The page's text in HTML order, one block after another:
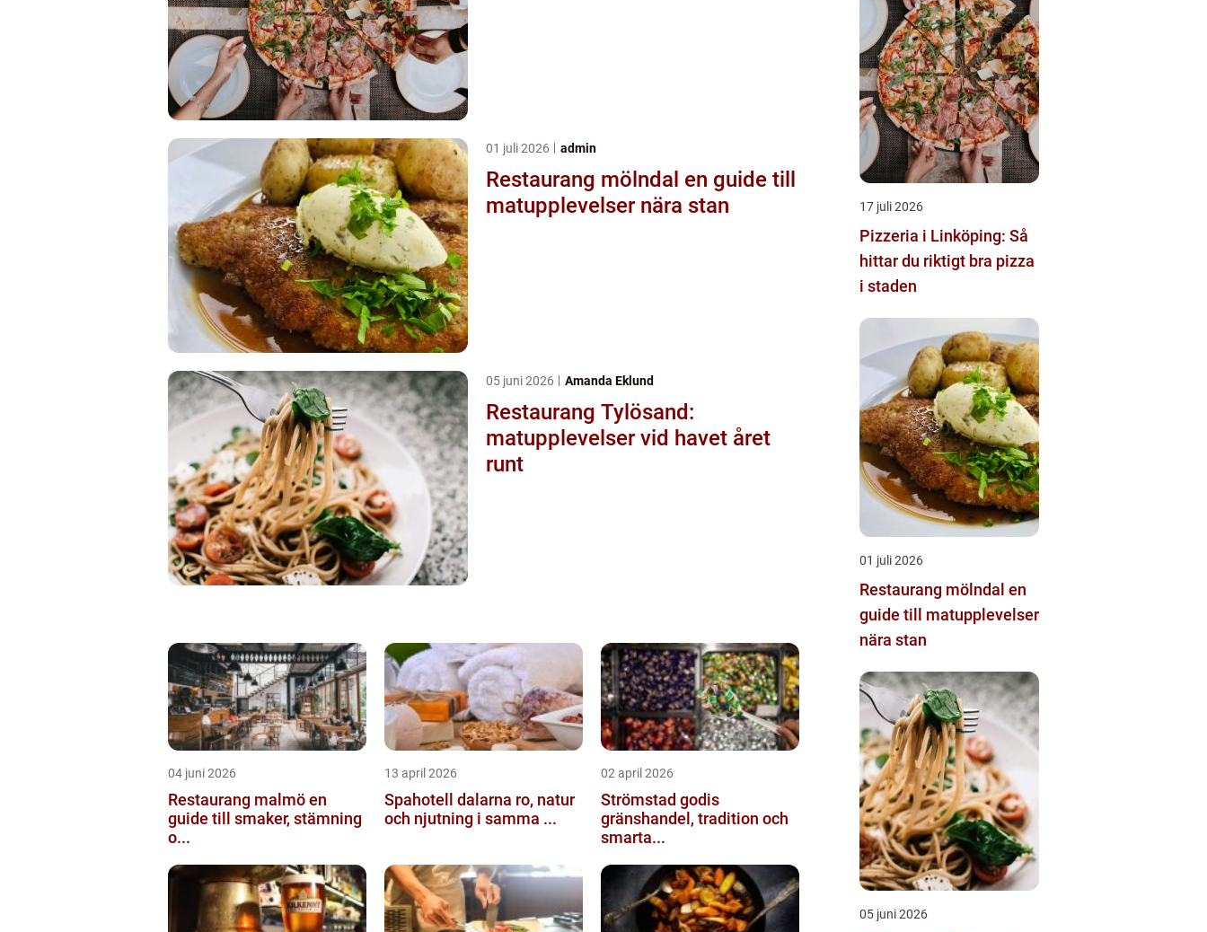
01 juli 2026 admin
Restaurang mölndal en guide till
matupplevelser nära stan
05 juni 2026 Amanda Eklund
Restaurang Tylösand:
matupplevelser vid havet året
runt
04 juni 2026
Restaurang malmö en
guide till smaker, stämning
o...
13 april 2026
Spahotell dalarna ro, natur
och njutning i samma ...
02 april 2026
Strömstad godis
gränshandel, tradition och
smarta...
17 juli 2026
Pizzeria i Linköping: Så
hittar du riktigt bra pizza
i staden
01 juli 2026
Restaurang mölndal en
guide till matupplevelser
nära stan
05 juni 2026